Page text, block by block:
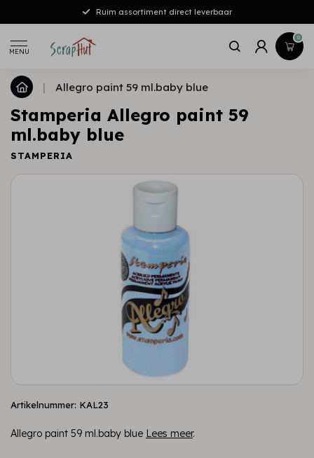
Ruim assortiment direct leverbaar
MENU
0
| Allegro paint 59 ml.baby blue
Stamperia Allegro paint 59
ml.baby blue
STAMPERIA
Artikelnummer: KAL23
Allegro paint 59 ml.baby blue Lees meer.